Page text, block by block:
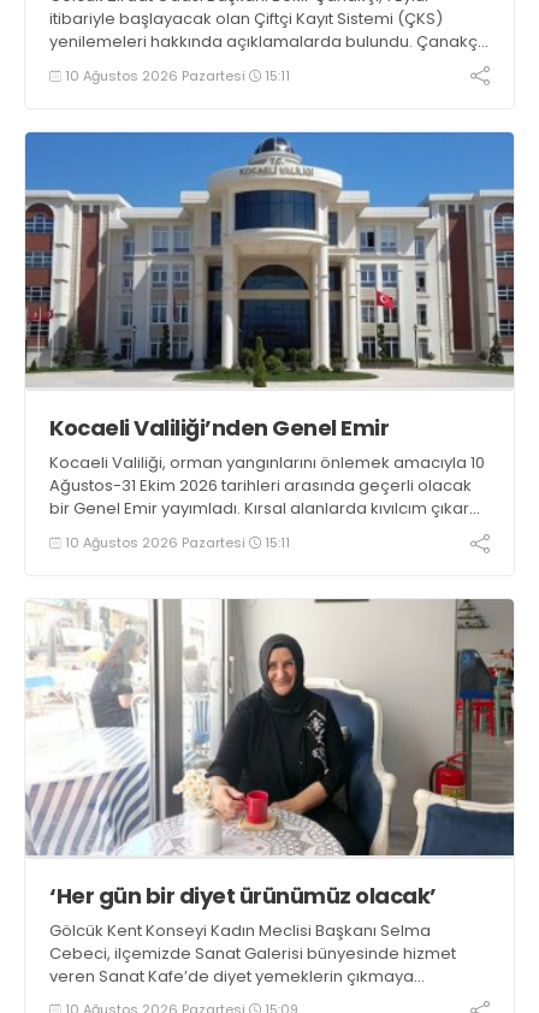
itibariyle başlayacak olan Çiftçi Kayıt Sistemi (ÇKS)
yenilemeleri hakkında açıklamalarda bulundu. Çanakçı,
“Çiftçi Kayıt Sistemi formatı, yaygınlaşması ve etki alanı
her yıl artarak devam etmektedir” dedi
10 Ağustos 2026 Pazartesi 15:11
Kocaeli Valiliği’nden Genel Emir
Kocaeli Valiliği, orman yangınlarını önlemek amacıyla 10
Ağustos-31 Ekim 2026 tarihleri arasında geçerli olacak
bir Genel Emir yayımladı. Kırsal alanlarda kıvılcım çıkaran
makine kullanacak kişilerin önceden kolluk kuvvetlerine
bildirim yapması ve yanlarında 6 kilogramlık yangın tüpü
10 Ağustos 2026 Pazartesi 15:11
‘Her gün bir diyet ürünümüz olacak’
Gölcük Kent Konseyi Kadın Meclisi Başkanı Selma
Cebeci, ilçemizde Sanat Galerisi bünyesinde hizmet
veren Sanat Kafe’de diyet yemeklerin çıkmaya
başladığını ifade etti. Cebeci, “Amacımız sağlıklı,
10 Ağustos 2026 Pazartesi 15:09